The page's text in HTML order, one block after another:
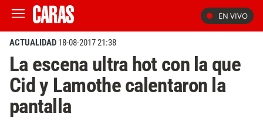
EN VIVO
ACTUALIDAD 18-08-2017 21:38
La escena ultra hot con la que
Cid y Lamothe calentaron la
pantalla